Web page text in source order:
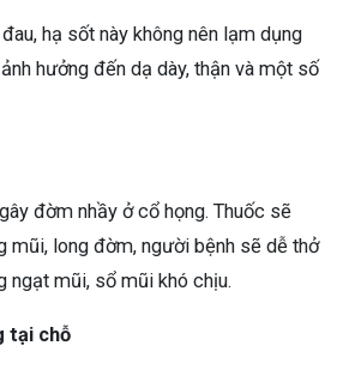
hạ sốt này không nên lạm dụng
hưởng đến dạ dày, thận và một số
đờm nhầy ở cổ họng. Thuốc sẽ
mũi, long đờm, người bệnh sẽ dễ thở
ngạt mũi, sổ mũi khó chịu.
tại chỗ